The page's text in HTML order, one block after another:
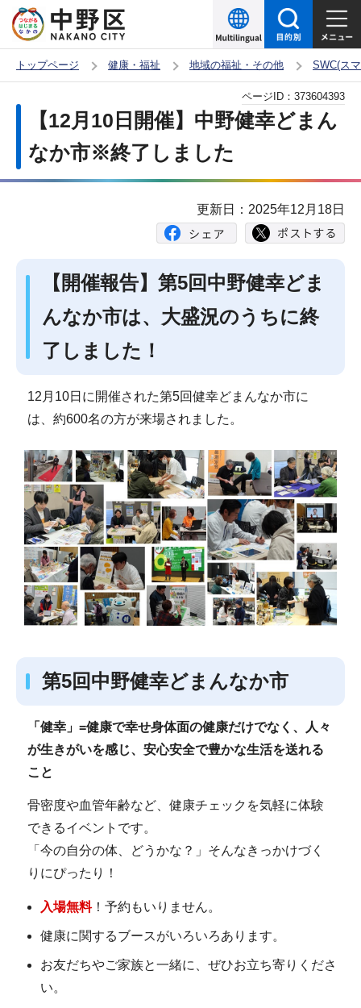
の
ー
トップページ 健康・福祉 地域の福祉・その他 SWC(ス
か
【12月10日開催】中野健幸どまん
なか市※終了しました
ページID： 373604393
更新日：2025年12月18日
【開催報告】第5回中野健幸どま
んなか市は、大盛況のうちに終
了しました！
12月10日に開催された第5回健幸どまんなか市に
は、約600名の方が来場されました。
第5回中野健幸どまんなか市
「健幸」=健康で幸せ身体面の健康だけでなく、人々
が生きがいを感じ、安心安全で豊かな生活を送れる
こと
骨密度や血管年齢など、健康チェックを気軽に体験
できるイベントです。
「今の自分の体、どうかな？」そんなきっかけづく
りにぴったり！
入場無料！予約もいりません。
健康に関するブースがいろいろあります。
お友だちやご家族と一緒に、ぜひお立ち寄りくださ
い。